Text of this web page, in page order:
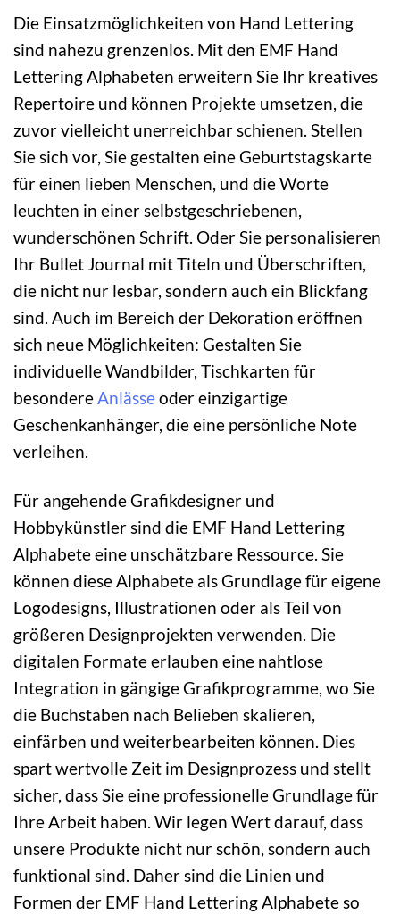
Die Einsatzmöglichkeiten von Hand Lettering
sind nahezu grenzenlos. Mit den EMF Hand
Lettering Alphabeten erweitern Sie Ihr kreatives
Repertoire und können Projekte umsetzen, die
zuvor vielleicht unerreichbar schienen. Stellen
Sie sich vor, Sie gestalten eine Geburtstagskarte
für einen lieben Menschen, und die Worte
leuchten in einer selbstgeschriebenen,
wunderschönen Schrift. Oder Sie personalisieren
Ihr Bullet Journal mit Titeln und Überschriften,
die nicht nur lesbar, sondern auch ein Blickfang
sind. Auch im Bereich der Dekoration eröffnen
sich neue Möglichkeiten: Gestalten Sie
individuelle Wandbilder, Tischkarten für
besondereAnlässeoder einzigartige
Geschenkanhänger, die eine persönliche Note
verleihen.
Für angehende Grafikdesigner und
Hobbykünstler sind die EMF Hand Lettering
Alphabete eine unschätzbare Ressource. Sie
können diese Alphabete als Grundlage für eigene
Logodesigns, Illustrationen oder als Teil von
größeren Designprojekten verwenden. Die
digitalen Formate erlauben eine nahtlose
Integration in gängige Grafikprogramme, wo Sie
die Buchstaben nach Belieben skalieren,
einfärben und weiterbearbeiten können. Dies
spart wertvolle Zeit im Designprozess und stellt
sicher, dass Sie eine professionelle Grundlage für
Ihre Arbeit haben. Wir legen Wert darauf, dass
unsere Produkte nicht nur schön, sondern auch
funktional sind. Daher sind die Linien und
Formen der EMF Hand Lettering Alphabete so